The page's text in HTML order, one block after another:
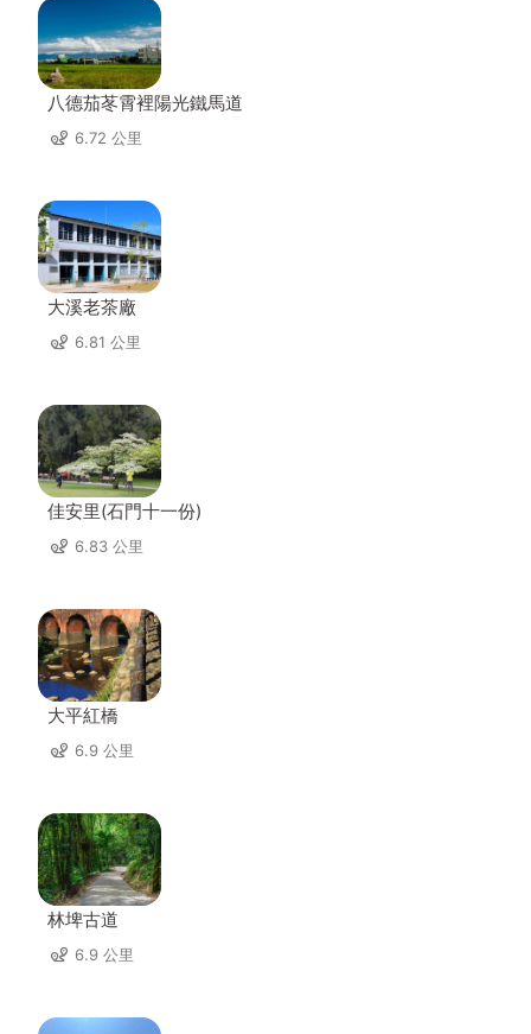
八德茄苳霄裡陽光鐵馬道
6.72 公里
大溪老茶廠
6.81 公里
佳安里(石門十一份)
6.83 公里
大平紅橋
6.9 公里
林埤古道
6.9 公里